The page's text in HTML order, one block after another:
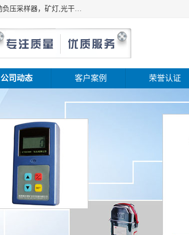
山东振达工矿设备有限公司是集科研开发、生产加工、电子商务为一体的技术型企业,公司主营:气体自动负压采样器，矿灯,光干涉甲烷测定器及其校验仪,甲烷报警仪及其校验装置,甲烷传感器校验装置,粉尘校验装置,煤尘爆炸校验装置,高压水表,三点测径规,圆型规,钢规磨耗仪,第四种检查器,内距尺,轮径尺,样板等铁路配件仪表,矿用设备等产品.
公司动态 客户案例 荣誉认证